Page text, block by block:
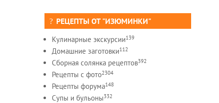
РЕЦЕПТЫ ОТ "ИЗЮМИНКИ"
Кулинарные экскурсии139
Домашние заготовки112
Сборная солянка рецептов392
Рецепты c фото2304
Рецепты форума148
Супы и бульоны332